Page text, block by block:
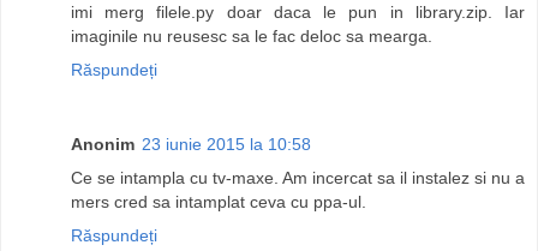
imi merg filele.py doar daca le pun in library.zip. Iar
imaginile nu reusesc sa le fac deloc sa mearga.
Răspundeți
Anonim 23 iunie 2015 la 10:58
Ce se intampla cu tv-maxe. Am incercat sa il instalez si nu a
mers cred sa intamplat ceva cu ppa-ul.
Răspundeți